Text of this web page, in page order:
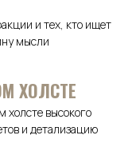
и тех, кто ищет
мысли
ХОЛСТЕ
холсте высокого
и детализацию